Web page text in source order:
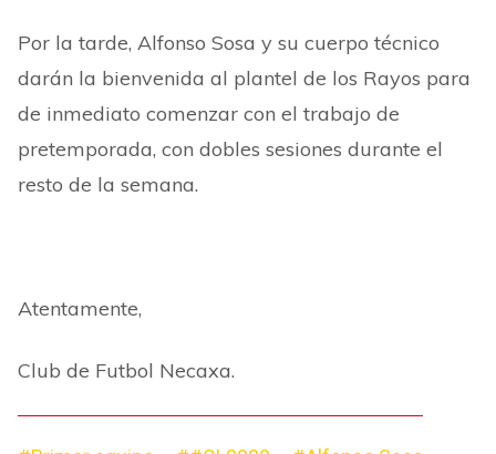
Por la tarde, Alfonso Sosa y su cuerpo técnico
darán la bienvenida al plantel de los Rayos para
de inmediato comenzar con el trabajo de
pretemporada, con dobles sesiones durante el
resto de la semana.
Atentamente,
Club de Futbol Necaxa.